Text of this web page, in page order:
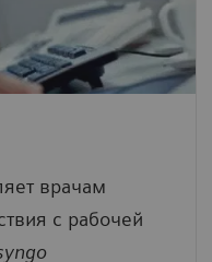
врачам
с рабочей